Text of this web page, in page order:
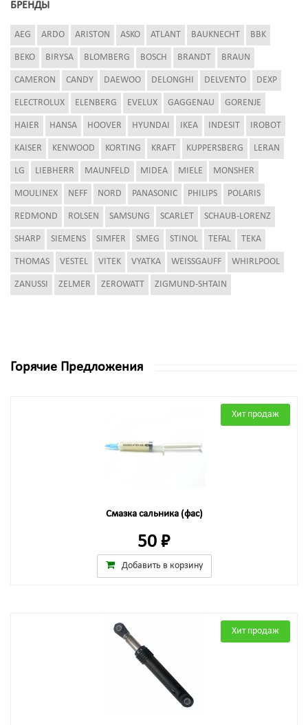
БРЕНДЫ
AEG ARDO ARISTON ASKO ATLANT BAUKNECHT BBK
BEKO BIRYSA BLOMBERG BOSCH BRANDT BRAUN
CAMERON CANDY DAEWOO DELONGHI DELVENTO DEXP
ELECTROLUX ELENBERG EVELUX GAGGENAU GORENJE
HAIER HANSA HOOVER HYUNDAI IKEA INDESIT IROBOT
KAISER KENWOOD KORTING KRAFT KUPPERSBERG LERAN
LG LIEBHERR MAUNFELD MIDEA MIELE MONSHER
MOULINEX NEFF NORD PANASONIC PHILIPS POLARIS
REDMOND ROLSEN SAMSUNG SCARLET SCHAUB-LORENZ
SHARP SIEMENS SIMFER SMEG STINOL TEFAL TEKA
THOMAS VESTEL VITEK VYATKA WEISSGAUFF WHIRLPOOL
ZANUSSI ZELMER ZEROWATT ZIGMUND-SHTAIN
Горячие Предложения
Хит продаж
Смазка сальника (фас)
50 ₽
Добавить в корзину
Хит продаж